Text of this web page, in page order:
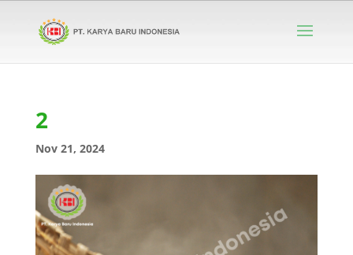
2
Nov 21, 2024